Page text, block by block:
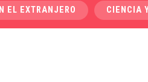
EL EXTRANJERO CIENCIA